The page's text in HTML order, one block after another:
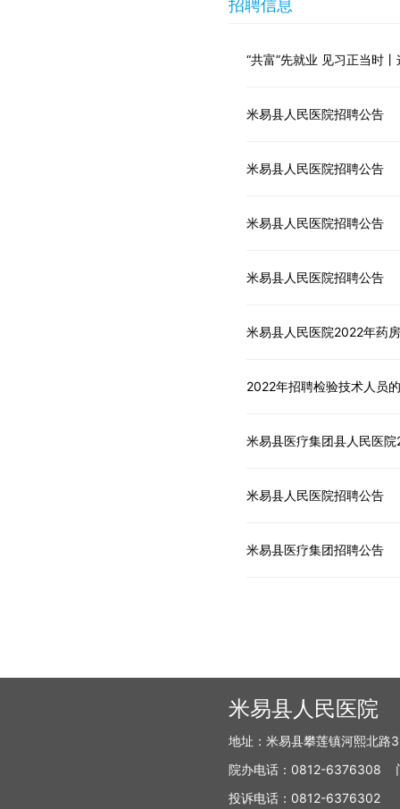
招聘信息
“共富”先就业 见习正当时
米易县人民医院招聘公告
米易县人民医院招聘公告
米易县人民医院招聘公告
米易县人民医院招聘公告
米易县人民医院2022年药
2022年招聘检验技术人员
米易县医疗集团县人民医
米易县人民医院招聘公告
米易县医疗集团招聘公告
米易县人民医院
地址：米易县攀莲镇河熙北路
院办电话：0812-6376308
投诉电话：0812-6376302